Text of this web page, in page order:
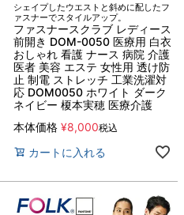
シェイプしたウエストと斜めに配したフ
ァスナーでスタイルアップ。
ファスナースクラブ レディース
前開き DOM-0050 医療用 白衣
おしゃれ 看護 ナース 病院 介護
医者 美容 エステ 女性用 透け防
止 制電 ストレッチ 工業洗濯対
応 DOM0050 ホワイト ダーク
ネイビー 榎本実穂 医療介護
本体価格 ¥8,000税込
カートに入れる